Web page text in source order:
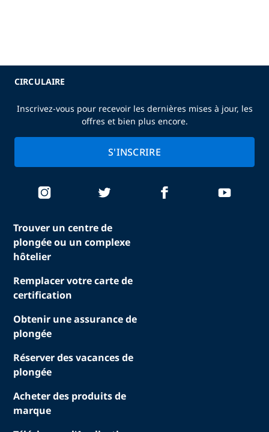
Trouver un centre de
plongée ou un complexe
hôtelier
Remplacer votre carte de
certification
Obtenir une assurance de
plongée
Réserver des vacances de
plongée
Acheter des produits de
marque
CIRCULAIRE
Inscrivez-vous pour recevoir les dernières mises à jour, les
offres et bien plus encore.
S'INSCRIRE